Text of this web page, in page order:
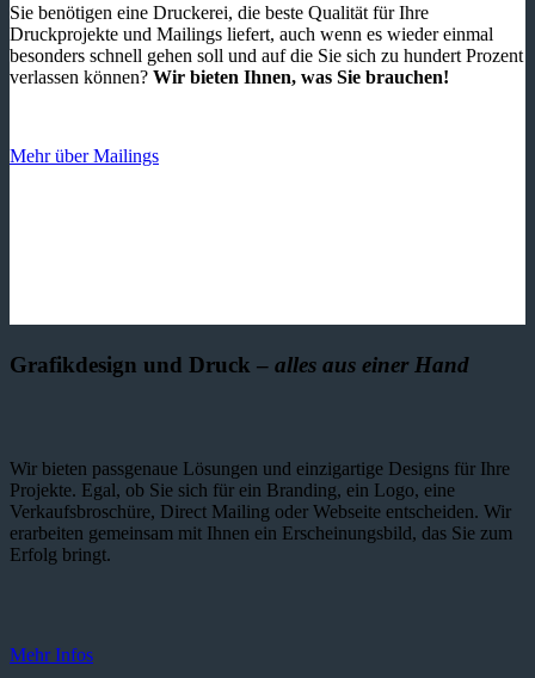
Sie benötigen eine Druckerei, die beste ­Qualität für Ihre
Druckprojekte und Mailings liefert, auch wenn es wieder einmal
besonders schnell gehen soll und auf die Sie sich zu hundert Prozent
verlassen können? Wir bieten Ihnen, was Sie brauchen!
Mehr über Mailings
Grafikdesign und Druck – alles aus einer Hand
Wir bieten passgenaue Lösungen und einzig­artige Designs für Ihre
Projekte. Egal, ob Sie sich für ein Branding, ein Logo, eine
Verkaufsbroschüre, Direct Mailing oder Webseite entscheiden. Wir
erarbeiten gemeinsam mit Ihnen ein Erscheinungsbild, das Sie zum
Erfolg bringt.
Mehr Infos